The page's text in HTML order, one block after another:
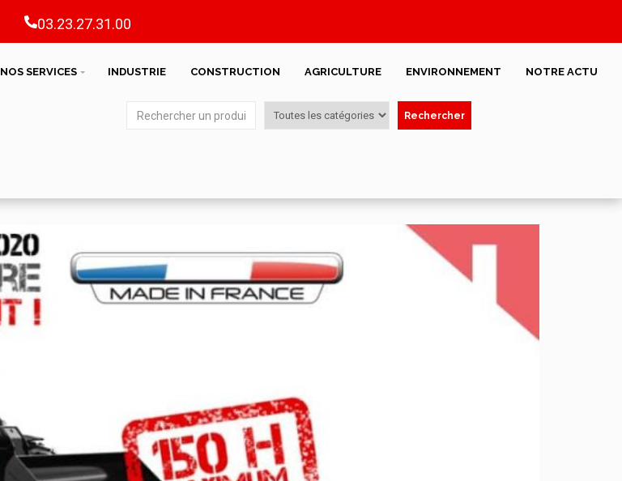
03.23.27.31.00
NOS SERVICES INDUSTRIE CONSTRUCTION AGRICULTURE ENVIRONNEMENT NOTRE ACTU
Rechercher